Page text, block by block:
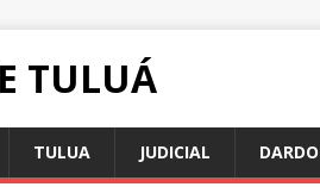
TULUÁ
TULUA JUDICIAL